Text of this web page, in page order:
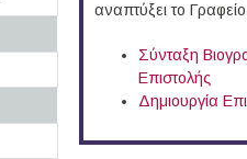
αναπτύξει το
Σύνταξη
Επιστολής
Δημιουργία